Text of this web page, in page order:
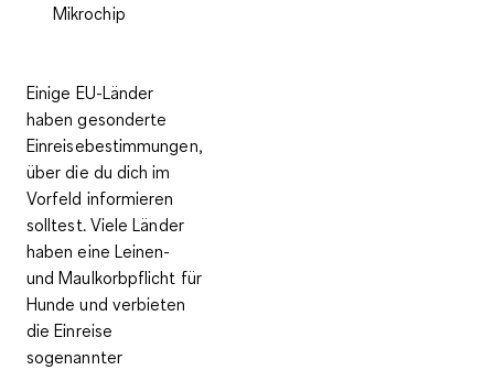
Mikrochip
Einige EU-Länder
habengesonderte
Einreisebestimmungen,
über die du dich im
Vorfeld informieren
solltest. Viele Länder
haben eine Leinen-
und Maulkorbpflicht für
Hunde und verbieten
die Einreise
sogenannter